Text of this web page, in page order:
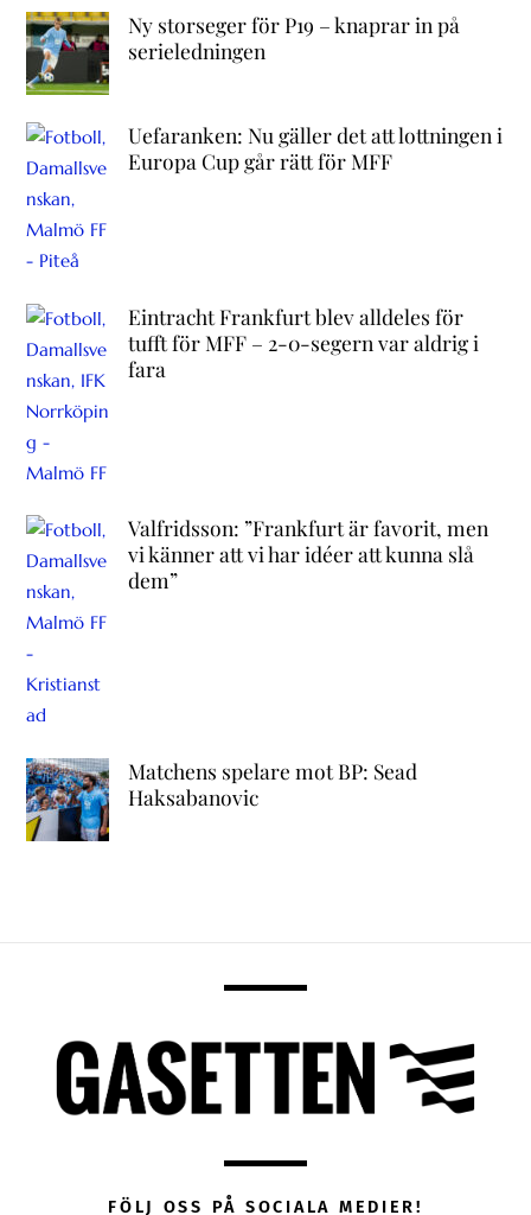
Ny storseger för P19 – knaprar in på
serieledningen
Uefaranken: Nu gäller det att lottningen i
Europa Cup går rätt för MFF
Eintracht Frankfurt blev alldeles för
tufft för MFF – 2-0-segern var aldrig i
fara
Valfridsson: ”Frankfurt är favorit, men
vi känner att vi har idéer att kunna slå
dem”
Matchens spelare mot BP: Sead
Haksabanovic
FÖLJ OSS PÅ SOCIALA MEDIER!